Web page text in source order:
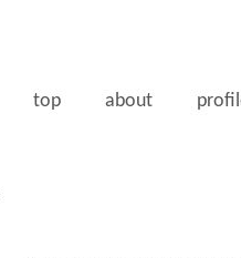
top about